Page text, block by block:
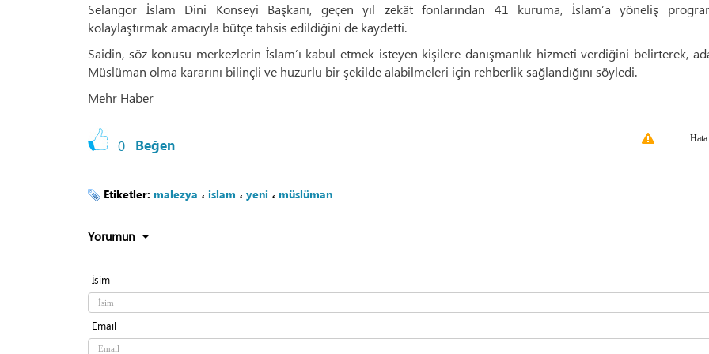
Selangor İslam Dini Konseyi Başkanı, geçen yıl zekât fonlarından 41 kuruma, İslam’a yöneliş
kolaylaştırmak amacıyla bütçe tahsis edildiğini de kaydetti.
Saidin, söz konusu merkezlerin İslam’ı kabul etmek isteyen kişilere danışmanlık hizmeti verdiğini belirterek,
Müslüman olma kararını bilinçli ve huzurlu bir şekilde alabilmeleri için rehberlik sağlandığını söyledi.
Mehr Haber
0 Beğen
Etiketler: malezya ، islam ، yeni ، müslüman
Yorumun
İsim
Email